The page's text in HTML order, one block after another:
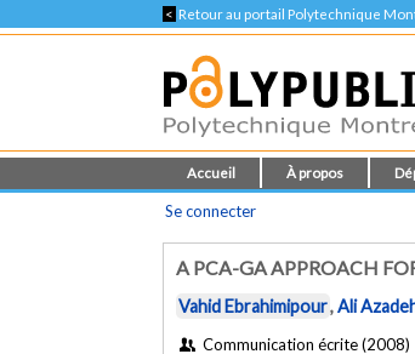
< Retour au portail Polytechnique
Accueil À propos
Se connecter
A PCA-GA APPROACH
Vahid Ebrahimipour,Ali
Communication écrite (2008)